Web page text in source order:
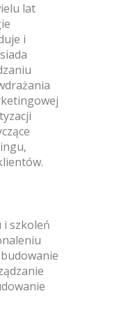
lat
i
szkoleń
budowanie